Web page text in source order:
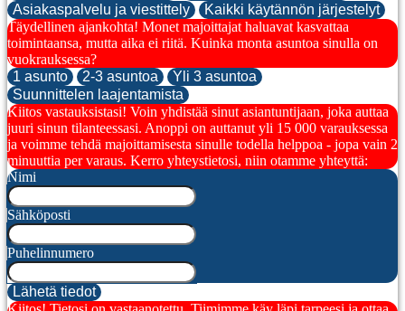
Asiakaspalvelu ja viestittely
Kaikki käytännön järjestelyt
Täydellinen ajankohta! Monet majoittajat haluavat kasvattaa
toimintaansa, mutta aika ei riitä. Kuinka monta asuntoa sinulla on
vuokrauksessa?
1 asunto
2-3 asuntoa
Yli 3 asuntoa
Suunnittelen laajentamista
Kiitos vastauksistasi! Voin yhdistää sinut asiantuntijaan, joka auttaa
juuri sinun tilanteessasi. Anoppi on auttanut yli 15 000 varauksessa
ja voimme tehdä majoittamisesta sinulle todella helppoa - jopa vain 2
minuuttia per varaus. Kerro yhteystietosi, niin otamme yhteyttä:
Nimi
Sähköposti
Puhelinnumero
Lähetä tiedot